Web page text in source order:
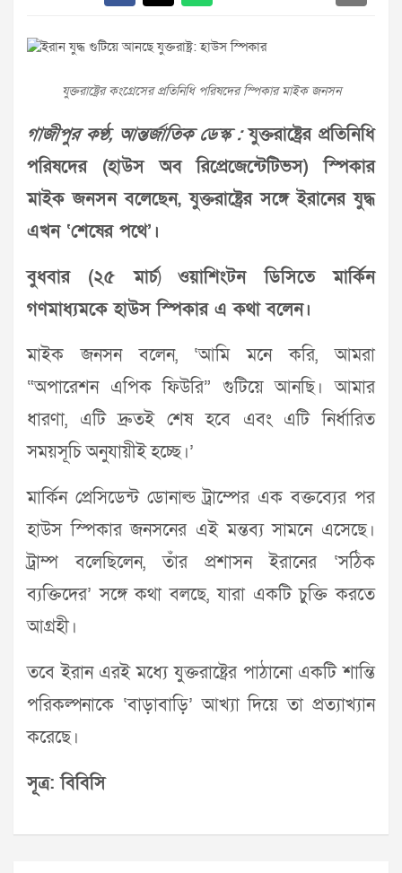
যুক্তরাষ্ট্রের কংগ্রেসের প্রতিনিধি পরিষদের স্পিকার মাইক জনসন
গাজীপুর কণ্ঠ, আন্তর্জাতিক ডেস্ক :যুক্তরাষ্ট্রের প্রতিনিধি
পরিষদের (হাউস অব রিপ্রেজেন্টেটিভস) স্পিকার
মাইক জনসন বলেছেন, যুক্তরাষ্ট্রের সঙ্গে ইরানের যুদ্ধ
এখন ‘শেষের পথে’।
বুধবার (২৫ মার্চ)ওয়াশিংটন ডিসিতে মার্কিন
গণমাধ্যমকে হাউস স্পিকার এ কথা বলেন।
মাইক জনসন বলেন, ‘আমি মনে করি, আমরা
“অপারেশন এপিক ফিউরি” গুটিয়ে আনছি। আমার
ধারণা, এটি দ্রুতই শেষ হবে এবং এটি নির্ধারিত
সময়সূচি অনুযায়ীই হচ্ছে।’
মার্কিন প্রেসিডেন্ট ডোনাল্ড ট্রাম্পের এক বক্তব্যের পর
হাউস স্পিকার জনসনের এই মন্তব্য সামনে এসেছে।
ট্রাম্প বলেছিলেন, তাঁর প্রশাসন ইরানের ‘সঠিক
ব্যক্তিদের’ সঙ্গে কথা বলছে, যারা একটি চুক্তি করতে
আগ্রহী।
তবে ইরান এরই মধ্যে যুক্তরাষ্ট্রের পাঠানো একটি শান্তি
পরিকল্পনাকে ‘বাড়াবাড়ি’ আখ্যা দিয়ে তা প্রত্যাখ্যান
করেছে।
সূত্র: বিবিসি